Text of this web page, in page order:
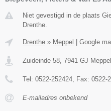
Niet gevestigd in de plaats
Drenthe.
Drenthe » Meppel Google
Zuideinde 58 7941 GJ Meppel
Tel: 0522-252424 , Fax: 0522-
E-mailadres onbekend